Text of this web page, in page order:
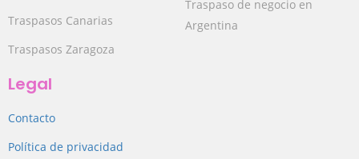
Traspasos Canarias
Traspasos Zaragoza
Traspaso de negocio en
Argentina
Legal
Contacto
Política de privacidad